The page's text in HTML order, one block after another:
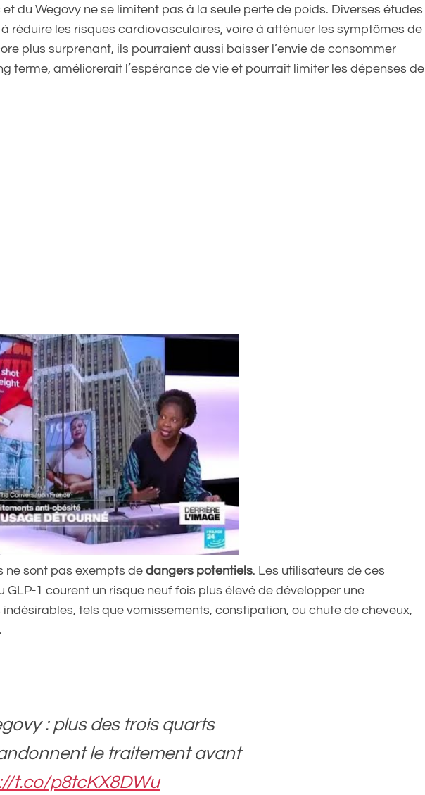
et du Wegovy ne se limitent pas à la seule perte de poids. Diverses études
réduire les risques cardiovasculaires, voire à atténuer les symptômes de
plus surprenant, ils pourraient aussi baisser l’envie de consommer
terme, améliorerait l’espérance de vie et pourrait limiter les dépenses de
ne sont pas exempts de dangers potentiels. Les utilisateurs de ces
1 courent un risque neuf fois plus élevé de développer une
tels que vomissements, constipation, ou chute de cheveux,
: plus des trois quarts
le traitement avant
t.co/p8tcKX8DWu